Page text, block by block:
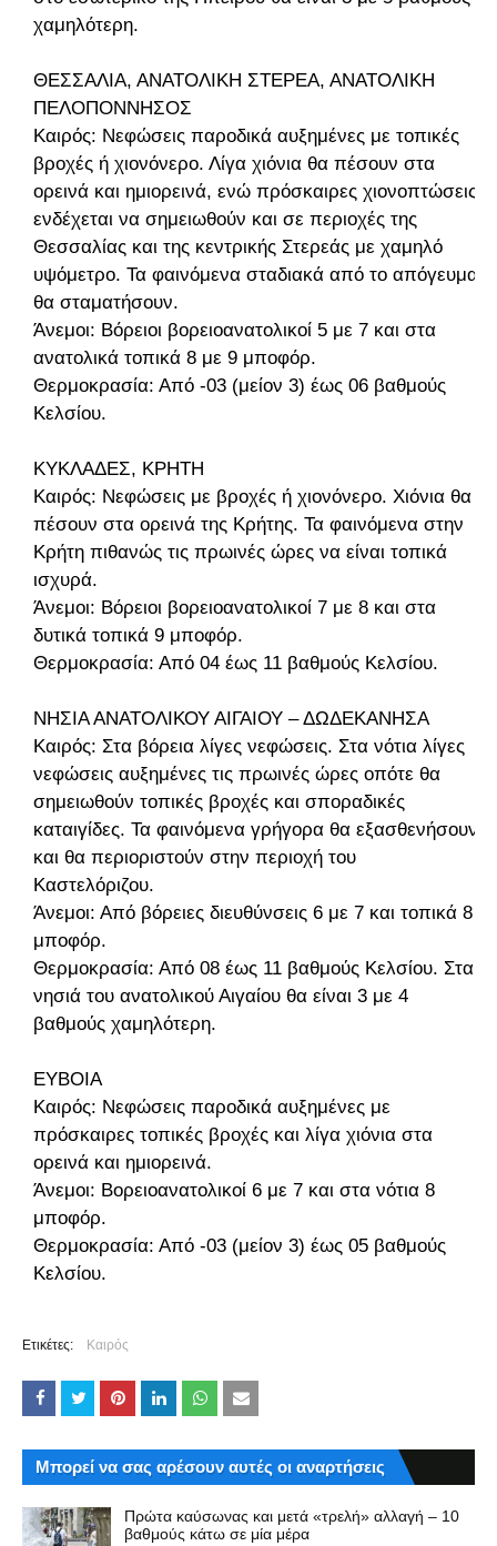
χαμηλότερη.
ΘΕΣΣΑΛΙΑ, ΑΝΑΤΟΛΙΚΗ ΣΤΕΡΕΑ, ΑΝΑΤΟΛΙΚΗ
ΠΕΛΟΠΟΝΝΗΣΟΣ
Καιρός: Νεφώσεις παροδικά αυξημένες με τοπικές
βροχές ή χιονόνερο. Λίγα χιόνια θα πέσουν στα
ορεινά και ημιορεινά, ενώ πρόσκαιρες χιονοπτώσεις
ενδέχεται να σημειωθούν και σε περιοχές της
Θεσσαλίας και της κεντρικής Στερεάς με χαμηλό
υψόμετρο. Τα φαινόμενα σταδιακά από το απόγευμα
θα σταματήσουν.
Άνεμοι: Βόρειοι βορειοανατολικοί 5 με 7 και στα
ανατολικά τοπικά 8 με 9 μποφόρ.
Θερμοκρασία: Από -03 (μείον 3) έως 06 βαθμούς
Κελσίου.
ΚΥΚΛΑΔΕΣ, ΚΡΗΤΗ
Καιρός: Νεφώσεις με βροχές ή χιονόνερο. Χιόνια θα
πέσουν στα ορεινά της Κρήτης. Τα φαινόμενα στην
Κρήτη πιθανώς τις πρωινές ώρες να είναι τοπικά
ισχυρά.
Άνεμοι: Βόρειοι βορειοανατολικοί 7 με 8 και στα
δυτικά τοπικά 9 μποφόρ.
Θερμοκρασία: Από 04 έως 11 βαθμούς Κελσίου.
ΝΗΣΙΑ ΑΝΑΤΟΛΙΚΟΥ ΑΙΓΑΙΟΥ – ΔΩΔΕΚΑΝΗΣΑ
Καιρός: Στα βόρεια λίγες νεφώσεις. Στα νότια λίγες
νεφώσεις αυξημένες τις πρωινές ώρες οπότε θα
σημειωθούν τοπικές βροχές και σποραδικές
καταιγίδες. Τα φαινόμενα γρήγορα θα εξασθενήσουν
και θα περιοριστούν στην περιοχή του
Καστελόριζου.
Άνεμοι: Από βόρειες διευθύνσεις 6 με 7 και τοπικά 8
μποφόρ.
Θερμοκρασία: Από 08 έως 11 βαθμούς Κελσίου. Στα
νησιά του ανατολικού Αιγαίου θα είναι 3 με 4
βαθμούς χαμηλότερη.
ΕΥΒΟΙΑ
Καιρός: Νεφώσεις παροδικά αυξημένες με
πρόσκαιρες τοπικές βροχές και λίγα χιόνια στα
ορεινά και ημιορεινά.
Άνεμοι: Βορειοανατολικοί 6 με 7 και στα νότια 8
μποφόρ.
Θερμοκρασία: Από -03 (μείον 3) έως 05 βαθμούς
Κελσίου.
Ετικέτες: Καιρός
Μπορεί να σας αρέσουν αυτές οι αναρτήσεις
Πρώτα καύσωνας και μετά «τρελή» αλλαγή – 10
βαθμούς κάτω σε μία μέρα